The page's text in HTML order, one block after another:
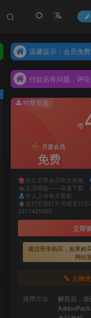
温馨提示：会员免
温馨提示：会员免
付款后有问题，评
付款后有问题，评
付款后有问题，评
付费资源
币
月度会员
免费
永久至尊会员终生有效
主流网盘——高速下载
专人上传每天更新
支付页面打不开或支付后
3317425885
立即
建议登录购买，如果购
网站
人物
使用方法
解压后，